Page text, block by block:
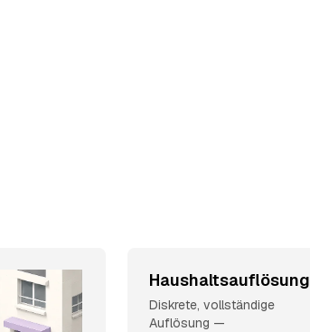
Haushaltsauflösung
Diskrete, vollständige
Auflösung —